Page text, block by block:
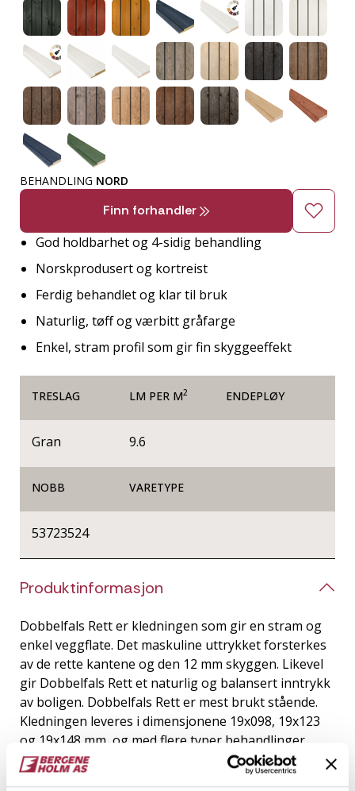
BEHANDLING NORD
Finn forhandler
God holdbarhet og 4-sidig behandling
Norskprodusert og kortreist
Ferdig behandlet og klar til bruk
Naturlig, tøff og værbitt gråfarge
Enkel, stram profil som gir fin skyggeeffekt
TRESLAG LM PER M2 ENDEPLØY
Gran 9.6
NOBB VARETYPE
53723524
Produktinformasjon
Dobbelfals Rett er kledningen som gir en stram og
enkel veggflate. Det maskuline uttrykket forsterkes
av de rette kantene og den 12 mm skyggen. Likevel
gir Dobbelfals Rett et naturlig og balansert inntrykk
av boligen. Dobbelfals Rett er mest brukt stående.
Kledningen leveres i dimensjonene 19x098, 19x123
og 19x148 mm, og med flere typer behandlinger.